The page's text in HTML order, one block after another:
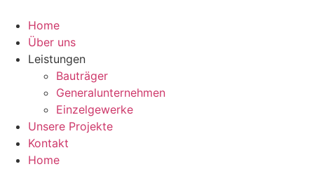
Inhalt
springen
Home
Über uns
Leistungen
Bauträger
Generalunternehmen
Einzelgewerke
Unsere Projekte
Kontakt
Home